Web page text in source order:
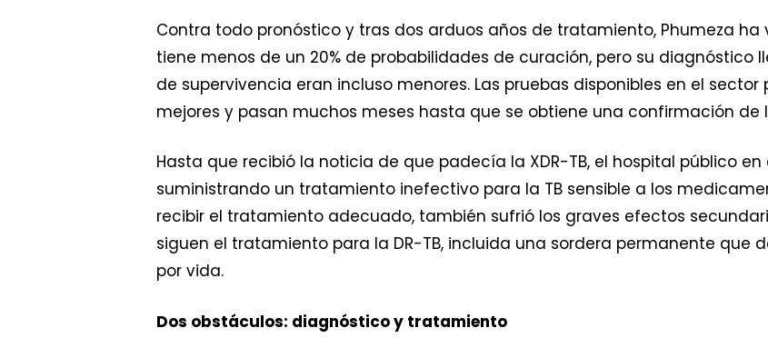
Contra todo pronóstico y tras dos arduos años de tratamiento, Phumeza ha
tiene menos de un 20% de probabilidades de curación, pero su diagnóstico
de supervivencia eran incluso menores. Las pruebas disponibles en el
mejores y pasan muchos meses hasta que se obtiene una confirmación de
Hasta que recibió la noticia de que padecía la XDR-TB, el hospital público
suministrando un tratamiento inefectivo para la TB sensible a los
recibir el tratamiento adecuado, también sufrió los graves efectos
siguen el tratamiento para la DR-TB, incluida una sordera permanente
por vida.
Dos obstáculos: diagnóstico y tratamiento